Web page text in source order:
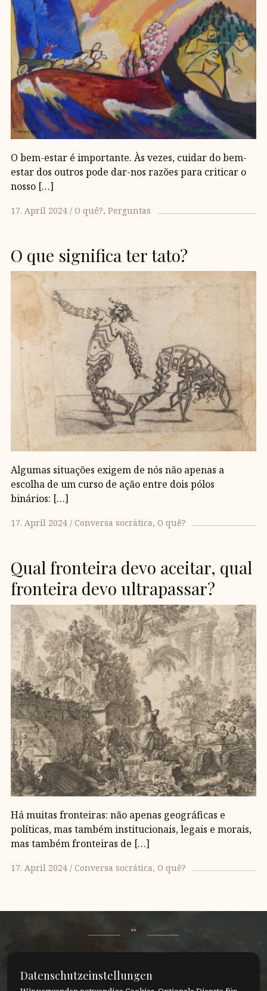
O bem-estar é importante. Às vezes, cuidar do bem-
estar dos outros pode dar-nos razões para criticar o
nosso […]
17. April 2024 O quê? Perguntas
O que significa ter tato?
Algumas situações exigem de nós não apenas a
escolha de um curso de ação entre dois pólos
binários: […]
17. April 2024 Conversa socrática O quê?
Qual fronteira devo aceitar, qual
fronteira devo ultrapassar?
Há muitas fronteiras: não apenas geográficas e
políticas, mas também institucionais, legais e morais,
mas também fronteiras de […]
17. April 2024 Conversa socrática O quê?
vou morrer, mas o momento em que isso
Datenschutzeinstellungen